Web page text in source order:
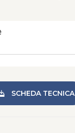
SCHEDA TECNICA